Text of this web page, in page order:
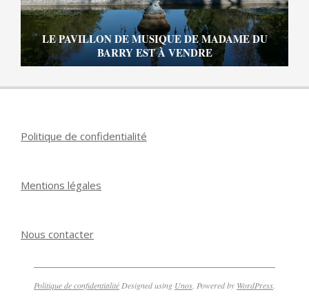
LE PAVILLON DE MUSIQUE DE MADAME DU
BARRY EST À VENDRE
Politique de confidentialité
Mentions légales
Nous contacter
Politique de confidentialité Designed using Unos . Powered by WordPress